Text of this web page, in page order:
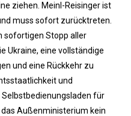
ziehen. Meinl-Reisinger ist
muss sofort zurücktreten.
sofortigen Stopp aller
Ukraine, eine vollständige
und eine Rückkehr zu
und
für
Außenministerium kein